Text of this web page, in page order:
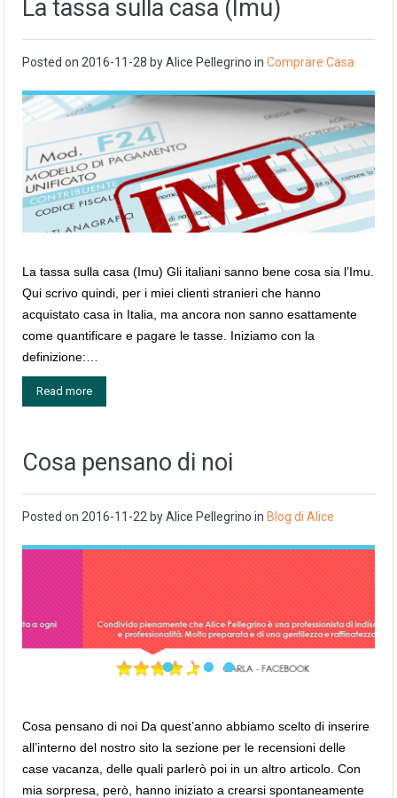
La tassa sulla casa (Imu)
Posted on 2016-11-28 byAlice Pellegrino in Comprare Casa
La tassa sulla casa (Imu) Gli italiani sanno bene cosa sia l’Imu.
Qui scrivo quindi, per i miei clienti stranieri che hanno
acquistato casa in Italia, ma ancora non sanno esattamente
come quantificare e pagare le tasse. Iniziamo con la
definizione:…
Read more
Cosa pensano di noi
Posted on 2016-11-22 byAlice Pellegrino in Blog di Alice
Cosa pensano di noi Da quest’anno abbiamo scelto di inserire
all’interno del nostro sito la sezione per le recensioni delle
case vacanza, delle quali parlerò poi in un altro articolo. Con
mia sorpresa, però, hanno iniziato a crearsi spontaneamente